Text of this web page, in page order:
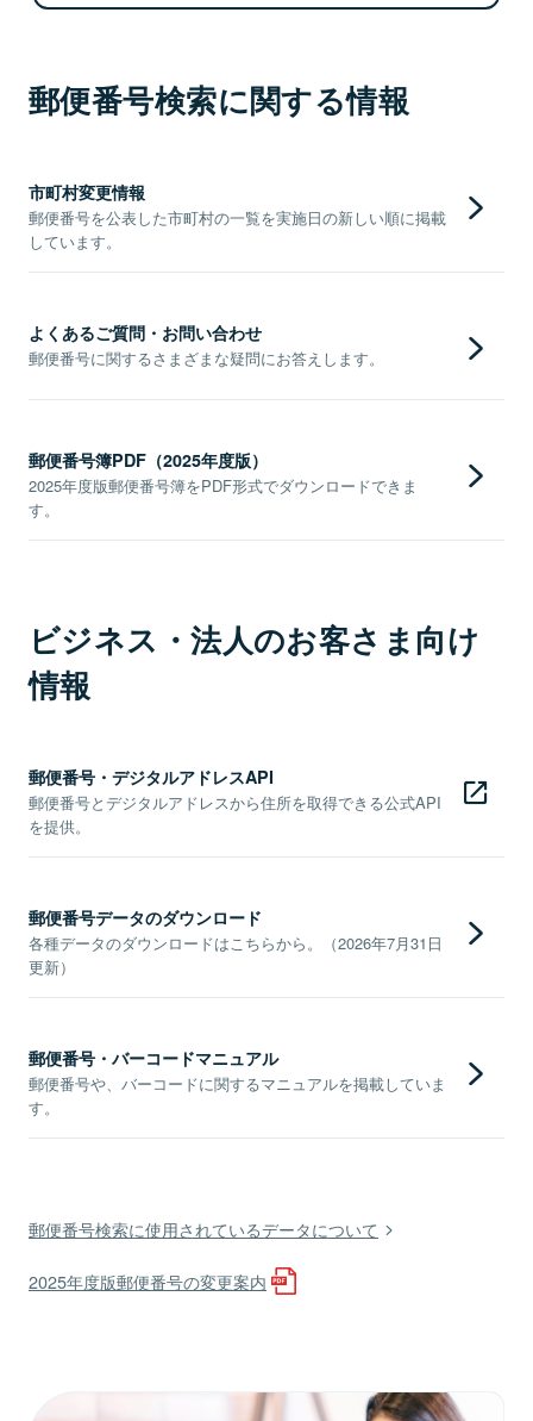
郵便番号検索に関する情報
市町村変更情報
郵便番号を公表した市町村の一覧を実施日の新しい順に掲載
しています。
よくあるご質問・お問い合わせ
郵便番号に関するさまざまな疑問にお答えします。
郵便番号簿PDF（2025年度版）
2025年度版郵便番号簿をPDF形式でダウンロードできま
す。
ビジネス・法人のお客さま向け
情報
郵便番号・デジタルアドレスAPI
郵便番号とデジタルアドレスから住所を取得できる公式API
を提供。
郵便番号データのダウンロード
各種データのダウンロードはこちらから。（2026年7月31日
更新）
郵便番号・バーコードマニュアル
郵便番号や、バーコードに関するマニュアルを掲載していま
す。
郵便番号検索に使用されているデータについて
2025年度版郵便番号の変更案内